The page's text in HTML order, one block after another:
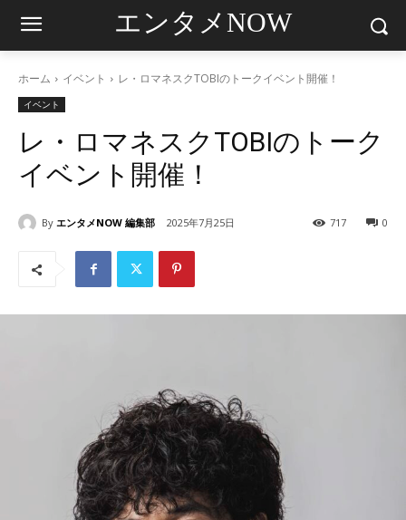
エンタメNOW
ホーム イベント レ・ロマネスクTOBIのトークイベント開催！
イベント
レ・ロマネスクTOBIのトーク
イベント開催！
By エンタメNOW 編集部 2025年7月25日 0
717